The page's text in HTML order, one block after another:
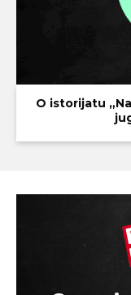
O istorijatu